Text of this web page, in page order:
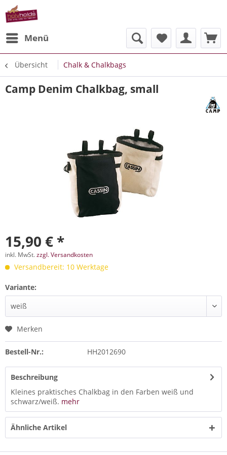
Menü
Übersicht Chalk & Chalkbags
Camp Denim Chalkbag, small
15,90 € *
inkl. MwSt.zzgl. Versandkosten
Versandbereit: 10 Werktage
Variante:
Merken
Bestell-Nr.: HH2012690
Beschreibung
Kleines praktisches Chalkbag in den Farben weiß und
schwarz/weiß. mehr
Ähnliche Artikel